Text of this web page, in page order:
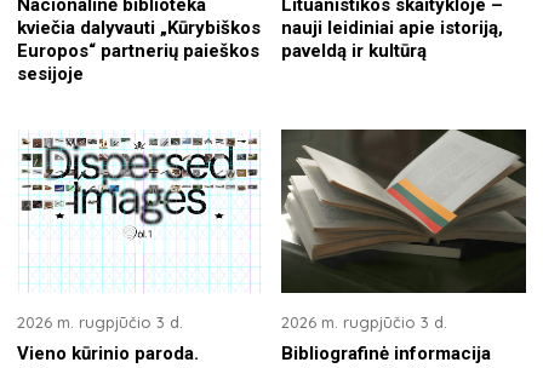
Nacionalinė biblioteka
kviečia dalyvauti „Kūrybiškos
Europos“ partnerių paieškos
sesijoje
Lituanistikos skaitykloje –
nauji leidiniai apie istoriją,
paveldą ir kultūrą
2026 m. rugpjūčio 3 d.
Vieno kūrinio paroda.
2026 m. rugpjūčio 3 d.
Bibliografinė informacija